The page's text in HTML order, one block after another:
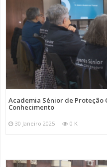
Academia Sénior de Proteção
Conhecimento
30 Janeiro 2025 0 K